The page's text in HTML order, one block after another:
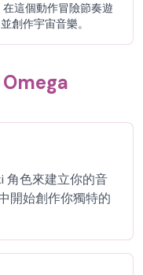
這個動作冒險節奏遊
創作宇宙音樂。
角色來建立你的音
開始創作你獨特的